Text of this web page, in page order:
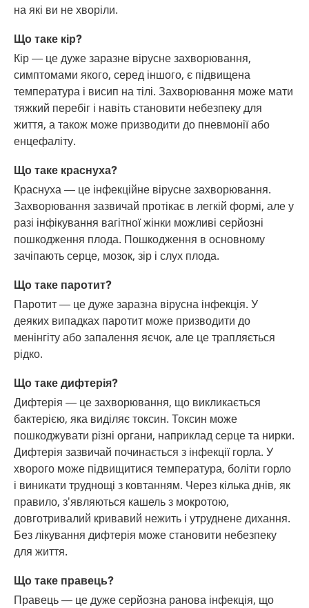
на які ви не хворіли.
Що таке кір?
Кір — це дуже заразне вірусне захворювання,
симптомами якого, серед іншого, є підвищена
температура і висип на тілі. Захворювання може мати
тяжкий перебіг і навіть становити небезпеку для
життя, а також може призводити до пневмонії або
енцефаліту.
Що таке краснуха?
Краснуха — це інфекційне вірусне захворювання.
Захворювання зазвичай протікає в легкій формі, але у
разі інфікування вагітної жінки можливі серйозні
пошкодження плода. Пошкодження в основному
зачіпають серце, мозок, зір і слух плода.
Що таке паротит?
Паротит — це дуже заразна вірусна інфекція. У
деяких випадках паротит може призводити до
менінгіту або запалення яєчок, але це трапляється
рідко.
Що таке дифтерія?
Дифтерія — це захворювання, що викликається
бактерією, яка виділяє токсин. Токсин може
пошкоджувати різні органи, наприклад серце та нирки.
Дифтерія зазвичай починається з інфекції горла. У
хворого може підвищитися температура, боліти горло
і виникати труднощі з ковтанням. Через кілька днів, як
правило, з'являються кашель з мокротою,
довготривалий кривавий нежить і утруднене дихання.
Без лікування дифтерія може становити небезпеку
для життя.
Що таке правець?
Правець — це дуже серйозна ранова інфекція, що